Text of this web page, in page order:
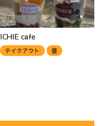
ICHIE cafe
テイクアウト 昼